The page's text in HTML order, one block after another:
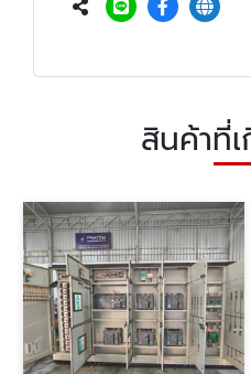
สินค้าที่